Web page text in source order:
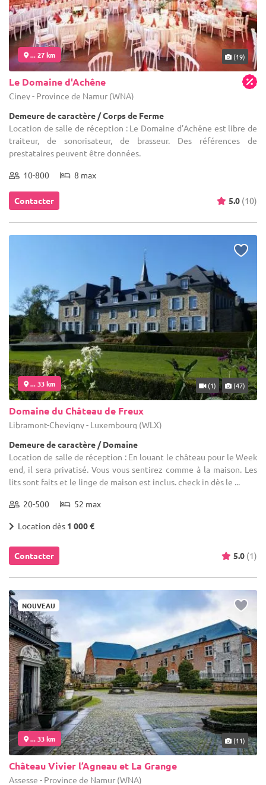
... 27 km (19)
Le Domaine d'Achêne
Ciney - Province de Namur (WNA)
Demeure de caractère / Corps de Ferme
Location de salle de réception : Le Domaine d’Achêne est libre de
traiteur, de sonorisateur, de brasseur. Des références de
prestataires peuvent être données.
10-800 8 max
Contacter 5.0 (10)
... 33 km (1) (47)
Domaine du Château de Freux
Libramont-Chevigny - Luxembourg (WLX)
Demeure de caractère / Domaine
Location de salle de réception : En louant le château pour le Week
end, il sera privatisé. Vous vous sentirez comme à la maison. Les
lits sont faits et le linge de maison est inclus. check in dès le ...
20-500 52 max
Location dès 1 000 €
Contacter 5.0 (1)
NOUVEAU
... 33 km (11)
Château Vivier l’Agneau et La Grange
Assesse - Province de Namur (WNA)